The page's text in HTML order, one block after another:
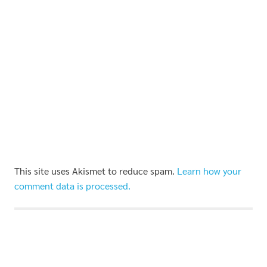
This site uses Akismet to reduce spam. Learn how your
comment data is processed.